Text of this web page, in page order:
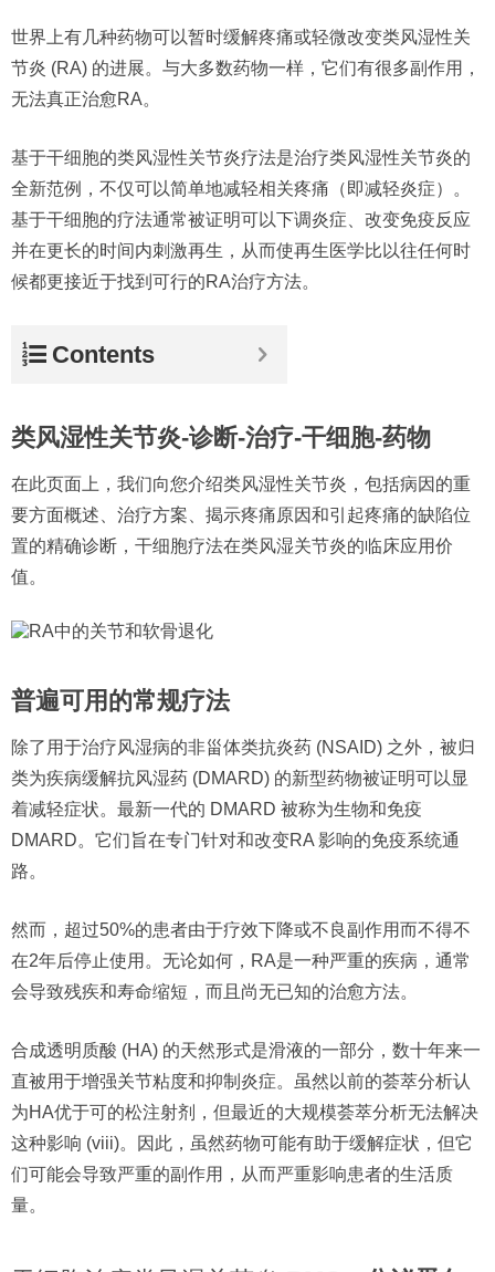
世界上有几种药物可以暂时缓解疼痛或轻微改变类风湿性关
节炎 (RA) 的进展。与大多数药物一样，它们有很多副作用，
无法真正治愈RA。
基于干细胞的类风湿性关节炎疗法是治疗类风湿性关节炎的
全新范例，不仅可以简单地减轻相关疼痛（即减轻炎症）。
基于干细胞的疗法通常被证明可以下调炎症、改变免疫反应
并在更长的时间内刺激再生，从而使再生医学比以往任何时
候都更接近于找到可行的RA治疗方法。
Contents
类风湿性关节炎-诊断-治疗-干细胞-药物
在此页面上，我们向您介绍类风湿性关节炎，包括病因的重
要方面概述、治疗方案、揭示疼痛原因和引起疼痛的缺陷位
置的精确诊断，干细胞疗法在类风湿关节炎的临床应用价
值。
普遍可用的常规疗法
除了用于治疗风湿病的非甾体类抗炎药 (NSAID) 之外，被归
类为疾病缓解抗风湿药 (DMARD) 的新型药物被证明可以显
着减轻症状。最新一代的 DMARD 被称为生物和免疫
DMARD。它们旨在专门针对和改变RA 影响的免疫系统通
路。
然而，超过50%的患者由于疗效下降或不良副作用而不得不
在2年后停止使用。无论如何，RA是一种严重的疾病，通常
会导致残疾和寿命缩短，而且尚无已知的治愈方法。
合成透明质酸 (HA) 的天然形式是滑液的一部分，数十年来一
直被用于增强关节粘度和抑制炎症。虽然以前的荟萃分析认
为HA优于可的松注射剂，但最近的大规模荟萃分析无法解决
这种影响 (viii)。因此，虽然药物可能有助于缓解症状，但它
们可能会导致严重的副作用，从而严重影响患者的生活质
量。